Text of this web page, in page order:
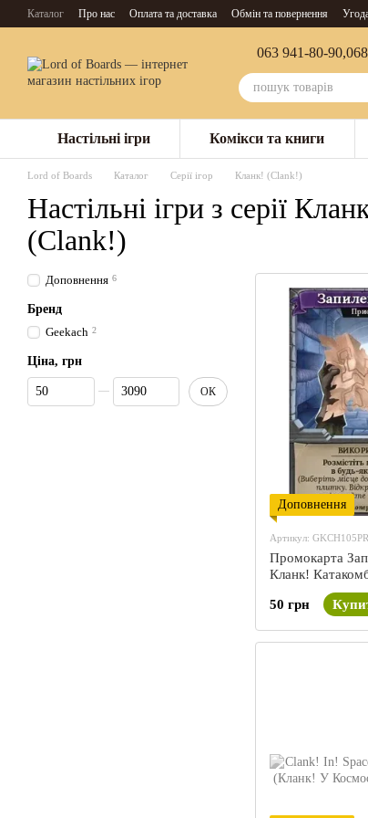
Перейти до основного контенту
Каталог Про нас Оплата та доставка Обмін та повернення
063 941-80-90,
Настільні ігри Комікси та книги
Lord of Boards Каталог Серії ігор Кланк! (Clank!)
Настільні ігри з серії
(Clank!)
Доповнення
Артикул: GKCH105PR
Промокарта
Кланк!
Catacombs:
Card)
50 грн
Доповнення 6
Бренд
Geekach 2
Ціна, грн
Від Ціна, грн
До Ціна, грн
ОК